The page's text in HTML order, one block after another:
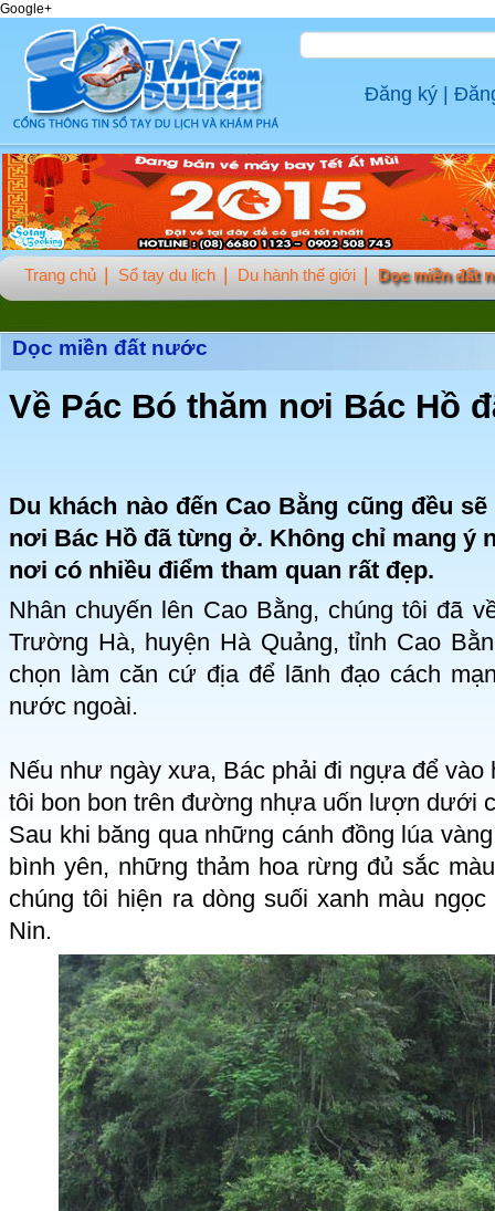
Google+
Đăng ký
Trang chủ Sổ tay du lịch Du hành thế giới Dọc miền đất
Dọc miền đất nước
Về Pác Bó thăm nơi Bác Hồ
Du khách nào đến Cao Bằng cũng đều
nơi Bác Hồ đã từng ở. Không chỉ mang ý
nơi có nhiều điểm tham quan rất đẹp.
Nhân chuyến lên Cao Bằng, chúng tôi đã
Trường Hà, huyện Hà Quảng, tỉnh Cao
chọn làm căn cứ địa để lãnh đạo cách
nước ngoài.
Nếu như ngày xưa, Bác phải đi ngựa để vào
tôi bon bon trên đường nhựa uốn lượn dưới
Sau khi băng qua những cánh đồng lúa
bình yên, những thảm hoa rừng đủ sắc
chúng tôi hiện ra dòng suối xanh màu
Nin.